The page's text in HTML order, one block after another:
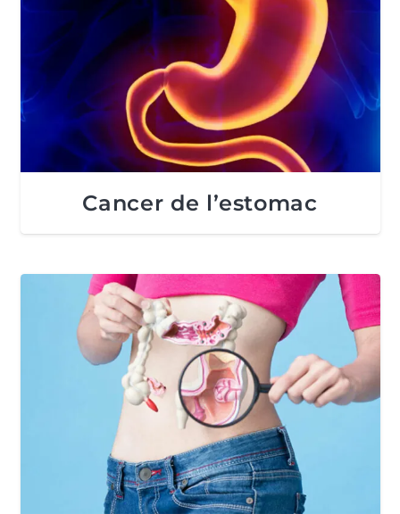
Cancer de l’estomac